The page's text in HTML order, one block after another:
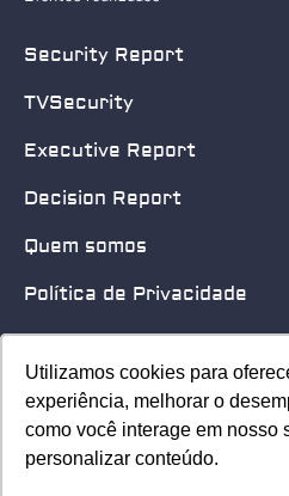
Utilizamos cookies para
experiência, melhorar o
como você interage em nosso
personalizar conteúdo.
Utilizamos cookies para
experiência, melhorar o
como você interage em nosso
personalizar conteúdo.
Security Report
TVSecurity
Executive Report
Decision Report
Quem somos
Política de Privacidade
Quero patrocinar
Contato
Home